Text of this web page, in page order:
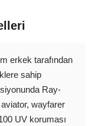
erkek tarafından
sahip
Ray-
wayfarer
UV koruması